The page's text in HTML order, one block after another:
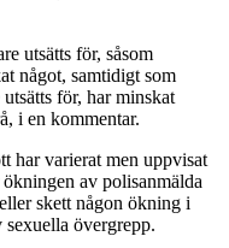
utsätts för, såsom
något, samtidigt som
för, har minskat
i en kommentar.
har varierat men uppvisat
av polisanmälda
skett någon ökning i
övergrepp.